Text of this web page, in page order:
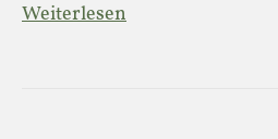
Weiterlesen